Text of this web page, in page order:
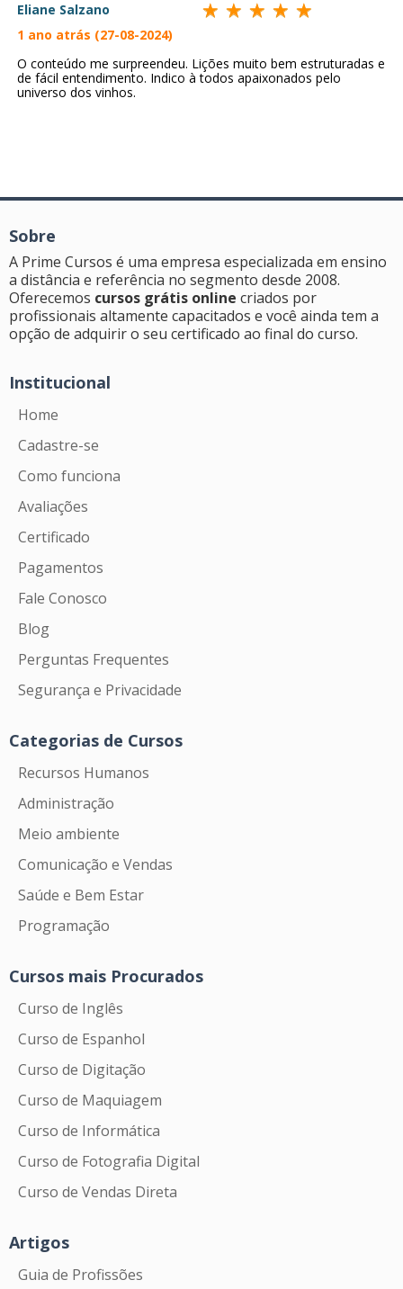
Eliane Salzano
1 ano atrás (27-08-2024)
O conteúdo me surpreendeu. Lições muito bem estruturadas e
de fácil entendimento. Indico à todos apaixonados pelo
universo dos vinhos.
Sobre
A Prime Cursos é uma empresa especializada em ensino
a distância e referência no segmento desde 2008.
Oferecemos cursos grátis online criados por
profissionais altamente capacitados e você ainda tem a
opção de adquirir o seu certificado ao final do curso.
Institucional
Home
Cadastre-se
Como funciona
Avaliações
Certificado
Pagamentos
Fale Conosco
Blog
Perguntas Frequentes
Segurança e Privacidade
Categorias de Cursos
Recursos Humanos
Administração
Meio ambiente
Comunicação e Vendas
Saúde e Bem Estar
Programação
Cursos mais Procurados
Curso de Inglês
Curso de Espanhol
Curso de Digitação
Curso de Maquiagem
Curso de Informática
Curso de Fotografia Digital
Curso de Vendas Direta
Artigos
Guia de Profissões